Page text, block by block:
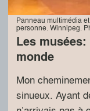
Panneau multimédia
personne. Winnipeg.
Les
monde
Mon
sinueux. Ayant